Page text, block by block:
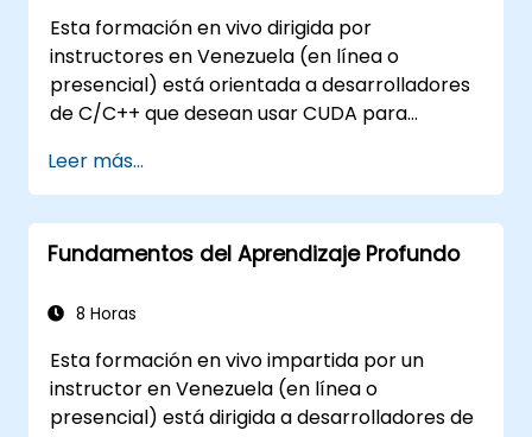
Esta formación en vivo dirigida por
instructores en Venezuela (en línea o
presencial) está orientada a desarrolladores
de C/C++ que desean usar CUDA para
incluyendo procesamiento de datos,
simulaciones científicas, cargas de trabajo de
aprendizaje automático y tuberías de
procesamiento de imágenes.
Leer más...
Fundamentos del Aprendizaje Profundo
8 Horas
Esta formación en vivo impartida por un
instructor en Venezuela (en línea o
presencial) está dirigida a desarrolladores de